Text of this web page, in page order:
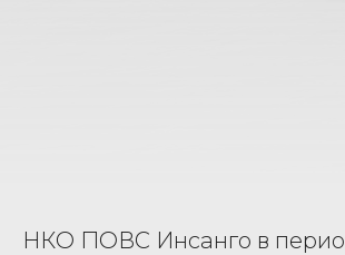
НКО ПОВС Инсанго в